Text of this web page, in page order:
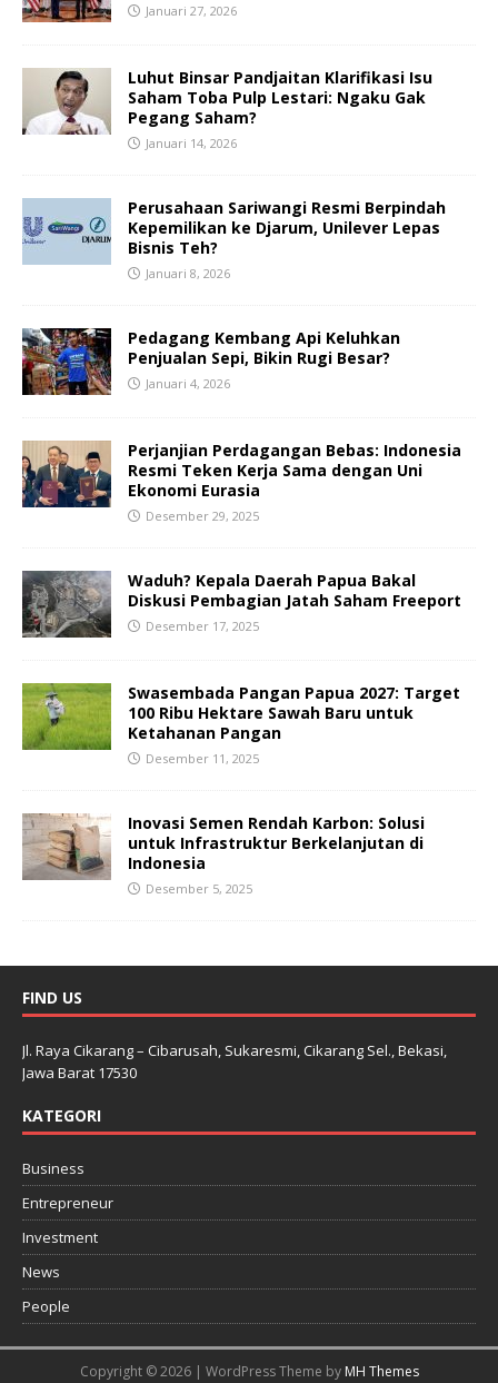
Januari 27, 2026
Luhut Binsar Pandjaitan Klarifikasi Isu
Saham Toba Pulp Lestari: Ngaku Gak
Pegang Saham?
Januari 14, 2026
Perusahaan Sariwangi Resmi Berpindah
Kepemilikan ke Djarum, Unilever Lepas
Bisnis Teh?
Januari 8, 2026
Pedagang Kembang Api Keluhkan
Penjualan Sepi, Bikin Rugi Besar?
Januari 4, 2026
Perjanjian Perdagangan Bebas: Indonesia
Resmi Teken Kerja Sama dengan Uni
Ekonomi Eurasia
Desember 29, 2025
Waduh? Kepala Daerah Papua Bakal
Diskusi Pembagian Jatah Saham Freeport
Desember 17, 2025
Swasembada Pangan Papua 2027: Target
100 Ribu Hektare Sawah Baru untuk
Ketahanan Pangan
Desember 11, 2025
Inovasi Semen Rendah Karbon: Solusi
untuk Infrastruktur Berkelanjutan di
Indonesia
Desember 5, 2025
FIND US
Jl. Raya Cikarang – Cibarusah, Sukaresmi, Cikarang Sel., Bekasi,
Jawa Barat 17530
KATEGORI
Business
Entrepreneur
Investment
News
People
Copyright © 2026 | WordPress Theme by MH Themes